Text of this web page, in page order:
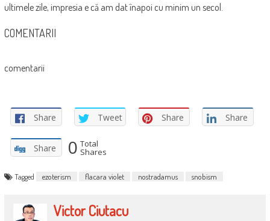
ultimele zile, impresia e că am dat înapoi cu minim un secol.
COMENTARII
comentarii
Share Tweet Share Share
Share 0 Total
Shares
Tagged ezoterism flacara violet nostradamus snobism
Victor Ciutacu